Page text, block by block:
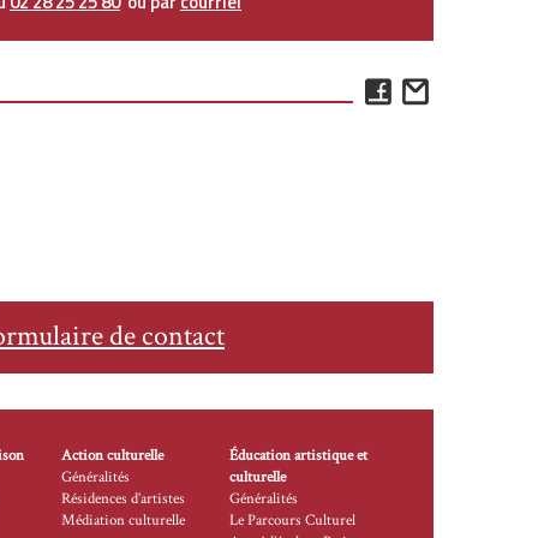
Facebook
de contact
Action culturelle
Généralités
Résidences d’artistes
Médiation culturelle
Éducation artistique et
culturelle
Généralités
Le Parcours Culturel